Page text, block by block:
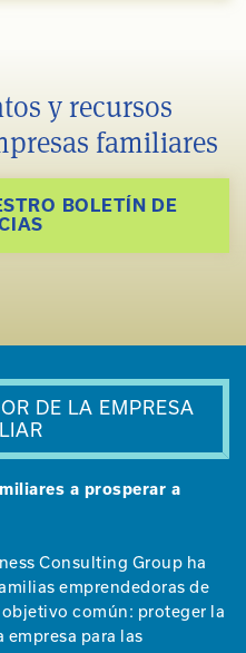
y recursos
familiares
BOLETÍN DE
DE LA EMPRESA
a prosperar a
Consulting Group ha
emprendedoras de
común: proteger la
para las